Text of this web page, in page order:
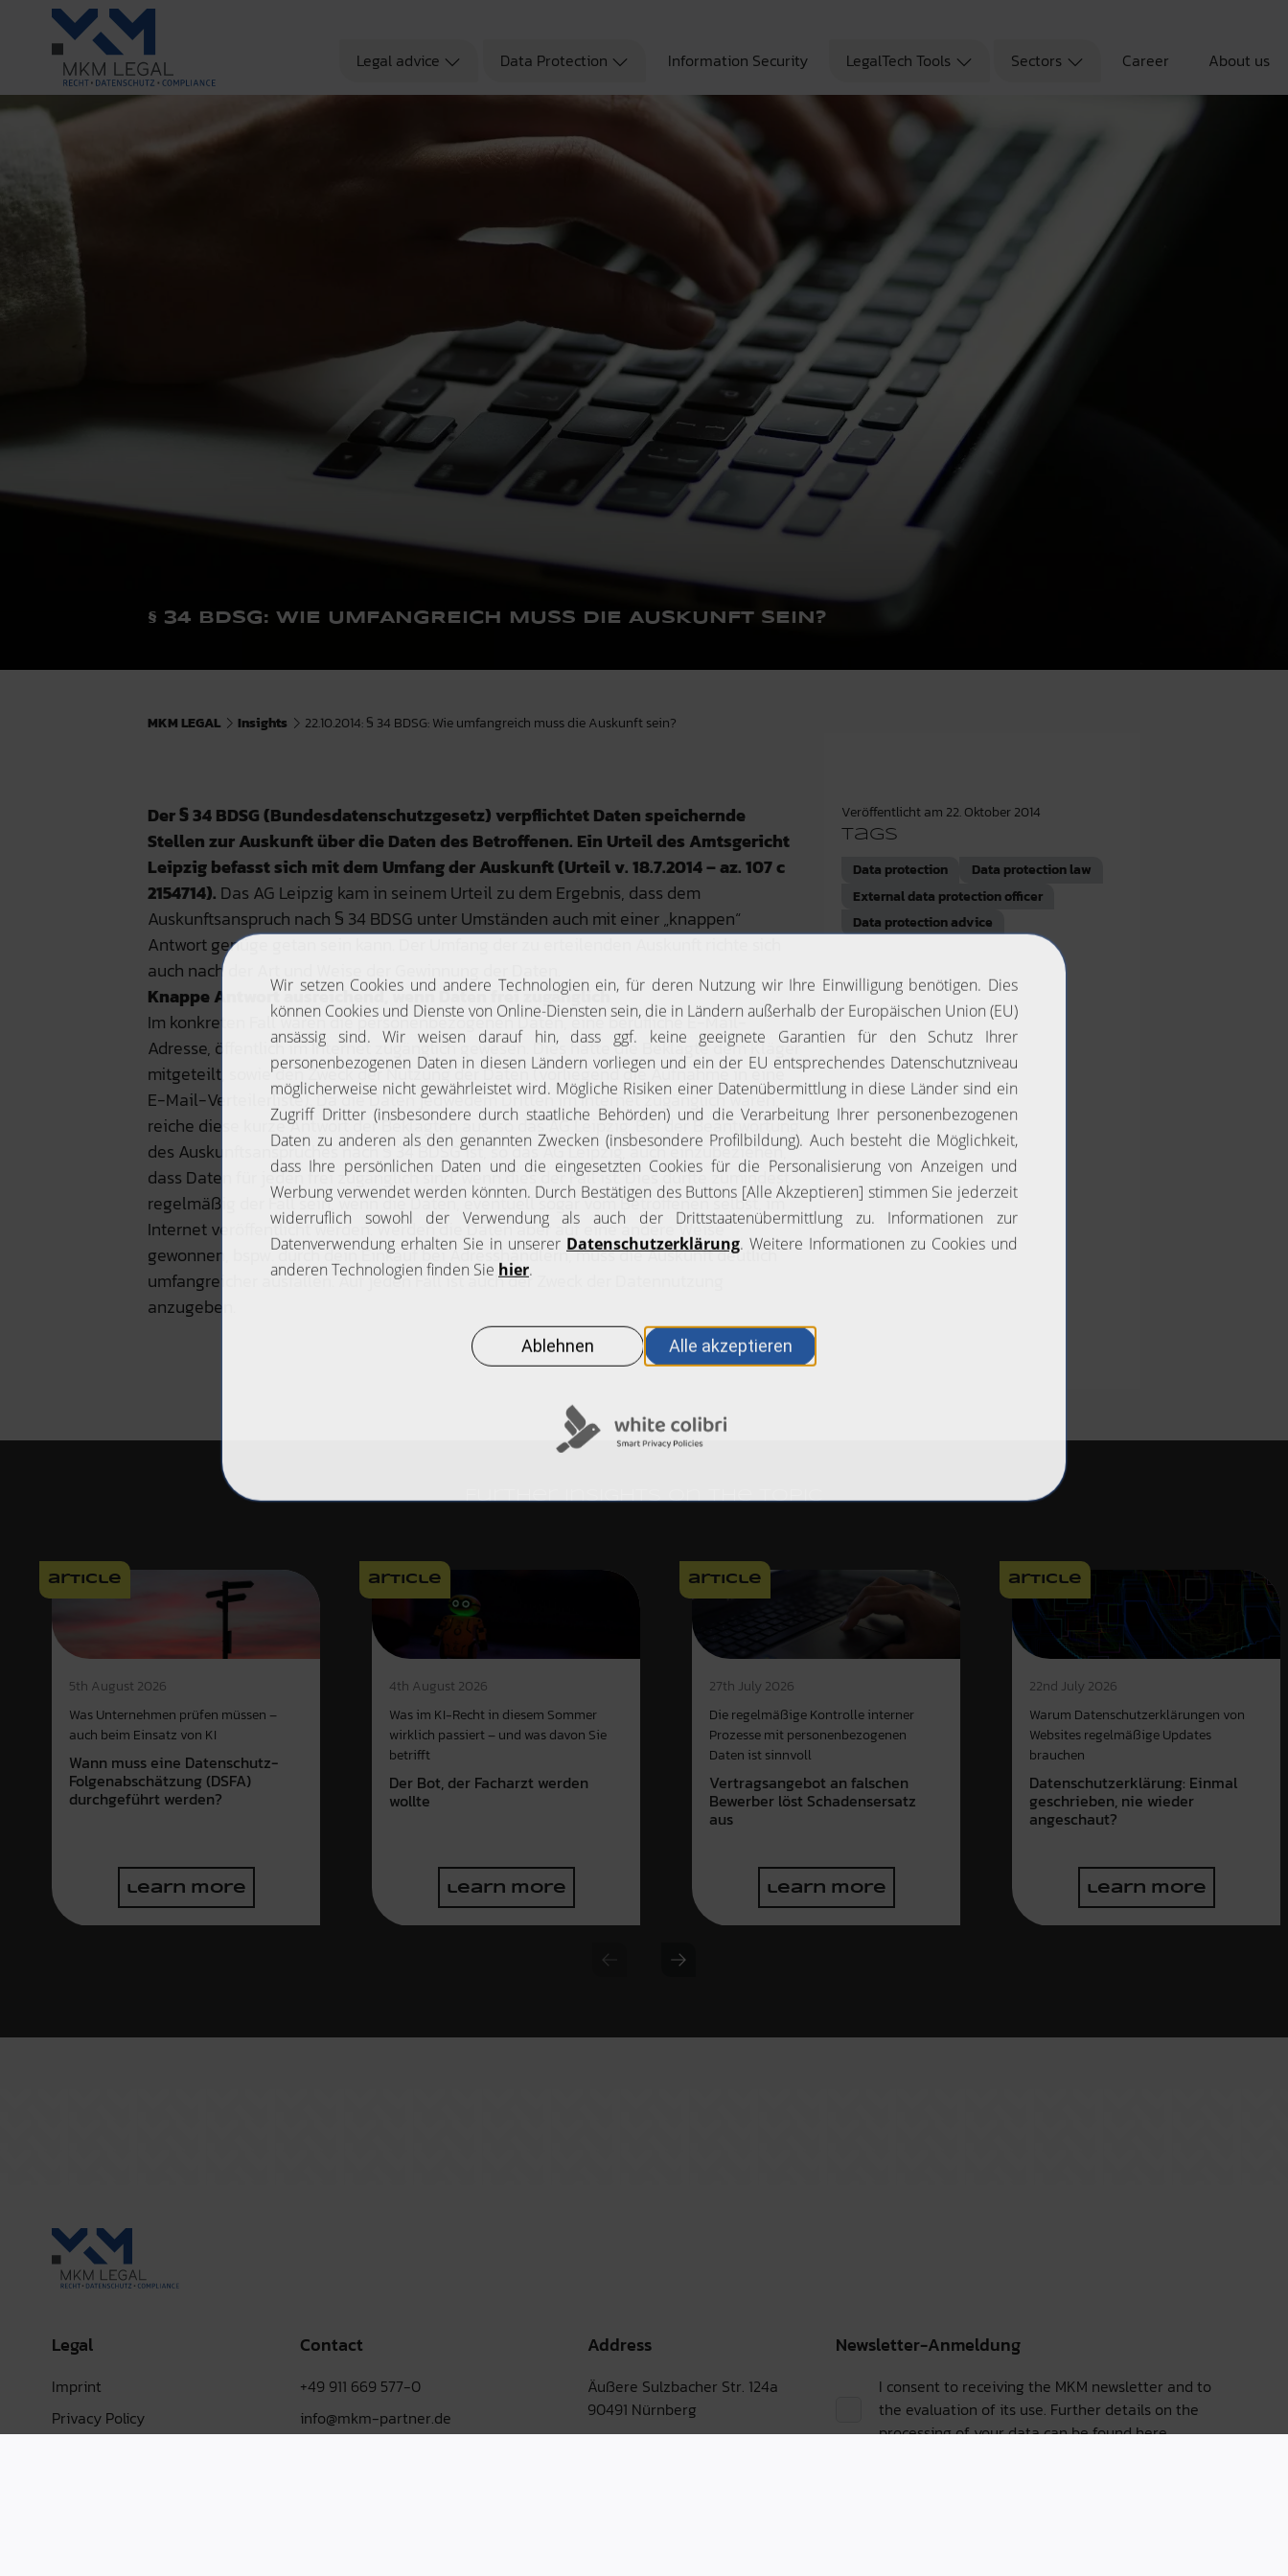
Legal advice Data Protection Information Security LegalTech Tools Sectors Career About us
§ 34 BDSG: WIE UMFANGREICH MUSS DIE AUSKUNFT SEIN?
MKM LEGAL Insights 22.10.2014: § 34 BDSG: Wie umfangreich muss die Auskunft sein?
Der § 34 BDSG (Bundesdatenschutzgesetz) verpflichtet Daten speichernde
Stellen zur Auskunft über die Daten des Betroffenen. Ein Urteil des Amtsgericht
Leipzig befasst sich mit dem Umfang der Auskunft (Urteil v. 18.7.2014 – az. 107 c
2154714). Das AG Leipzig kam in seinem Urteil zu dem Ergebnis, dass dem
Auskunftsanspruch nach § 34 BDSG unter Umständen auch mit einer „knappen“
Antwort genüge getan sein kann. Der Umfang der zu erteilenden Auskunft richte sich
auch nach der Art und Weise der Gewinnung der Daten.
Knappe Antwort ausreichend, wenn Daten frei zugänglich
Im konkreten Fall waren die personenbezogenen Daten, eine berufliche E-Mail-
Adresse, öffentlich im Internet zugänglich gewesen. Dies hatte die Beklagte dem Kläger
mitgeteilt, sowie den Zweck der Nutzung der Daten (vorliegend die Aufnahme in eine
E-Mail-Verteilerliste). Da die Daten jedwedem Dritten im Internet zugänglich waren,
reiche diese kurze Antwort der Beklagten aus, so das AG Leipzig. Bei der Beantwortung
des Auskunftsanspruches nach § 34 BDSG ist, so das AG Leipzig, auch einzubeziehen,
dass Daten für jeden frei zugänglich sind, wenn dies der Fall ist. Dies dürfte zumindest
regelmäßig der Fall sein, wenn die Daten, eventuell sogar vom Betroffenen selbst, im
Internet veröffentlicht werden. Werden die Daten aber auf eine andere Weise
gewonnen, bspw. durch dein Einkauf bei Adresshändlern, muss die Auskunft deutlich
umfangreicher ausfallen. Auf jeden Fall ist auch der Zweck der Datennutzung
anzugeben.
Veröffentlicht am 22. Oktober 2014
Tags
Data protection
Data protection law
External data protection officer
Data protection advice
Further insights on the topic
article
5th August 2026
Was Unternehmen prüfen müssen –
auch beim Einsatz von KI
Wann muss eine Datenschutz-
Folgenabschätzung (DSFA)
durchgeführt werden?
learn more
article
4th August 2026
Was im KI-Recht in diesem Sommer
wirklich passiert – und was davon Sie
betrifft
Der Bot, der Facharzt werden
wollte
learn more
article
27th July 2026
Die regelmäßige Kontrolle interner
Prozesse mit personenbezogenen
Daten ist sinnvoll
Vertragsangebot an falschen
Bewerber löst Schadensersatz
aus
learn more
article
22nd July 2026
Warum Datenschutzerklärungen von
Websites regelmäßige Updates
brauchen
Datenschutzerklärung: Einmal
geschrieben, nie wieder
angeschaut?
learn more
Previous slide
Next slide
Legal
Imprint
Privacy Policy
Contact
+49 911 669 577-0
info@mkm-partner.de
Address
Äußere Sulzbacher Str. 124a
90491 Nürnberg
Martin-Albert-Str. 1
Newsletter-Anmeldung
I consent to receiving the MKM newsletter and to
the evaluation of its use. Further details on the
processing of your data can be foundhere.